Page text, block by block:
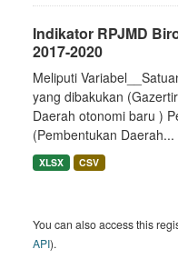
Indikator RPJMD
2017-2020
Meliputi
yang dibakukan
Daerah otonomi baru )
(Pembentukan Daerah...
XLSX CSV
You can also access this
API).